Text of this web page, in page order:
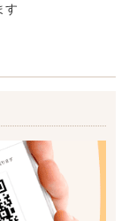
す